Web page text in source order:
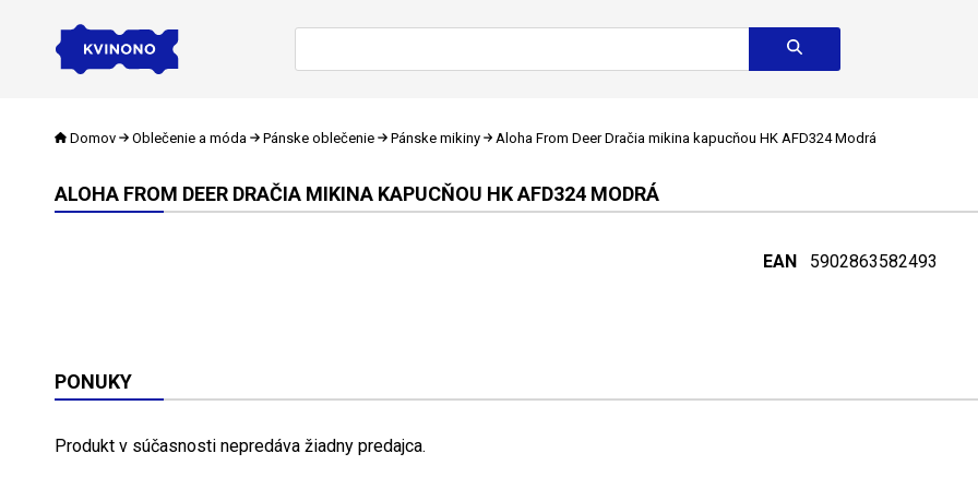
Domov Oblečenie a móda Pánske oblečenie Pánske mikiny Aloha From Deer Dračia mikina kapucňou HK AFD324 Modrá
ALOHA FROM DEER DRAČIA MIKINA KAPUCŇOU HK AFD324 MODRÁ
EAN 5902863582493
PONUKY
Produkt v súčasnosti nepredáva žiadny predajca.